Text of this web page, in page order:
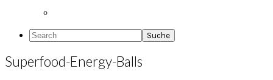
Search
Superfood-Energy-Balls